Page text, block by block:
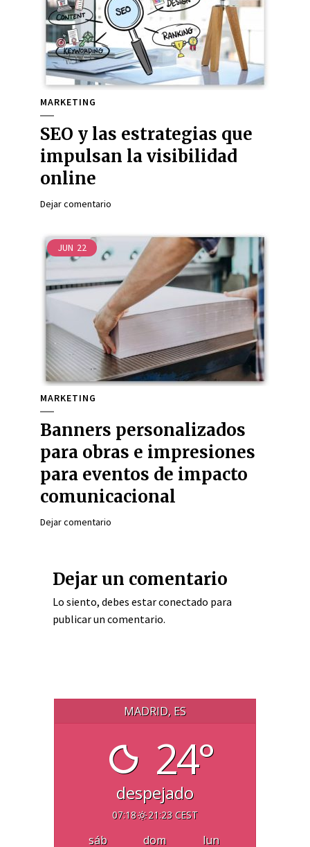
MARKETING
SEO y las estrategias que
impulsan la visibilidad
online
Dejar comentario
JUN 22
MARKETING
Banners personalizados
para obras e impresiones
para eventos de impacto
comunicacional
Dejar comentario
Dejar un comentario
Lo siento, debes estarconectado para
publicar un comentario.
MADRID, ES
24°
despejado
07:18 21:23 CEST
sáb dom lun